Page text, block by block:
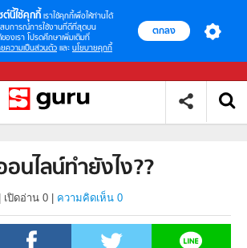
ต์นี้ใช้คุกกี้ เราใช้คุกกี้เพื่อให้ท่านได้
สบการณ์การใช้งานที่ดีที่สุดบน
ของเรา โปรดศึกษาเพิ่มเติมที่
ความเป็นส่วนตัว และ นโยบายคุกกี้
ตกลง
นไลน์ทำยังไง??
เปิดอ่าน 0 ความคิดเห็น 0